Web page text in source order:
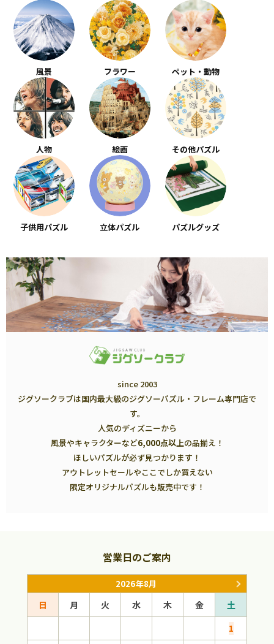
風景 フラワー ペット・動物
人物 絵画 その他パズル
子供用パズル 立体パズル パズルグッズ
since 2003
ジグソークラブは国内最大級のジグソーパズル・フレーム専門店で
す。
人気のディズニーから
風景やキャラクターなど6,000点以上の品揃え！
ほしいパズルが必ず見つかります！
アウトレットセールやここでしか買えない
限定オリジナルパズルも販売中です！
営業日のご案内
2026年8月
日 月 火 水 木 金
土
1